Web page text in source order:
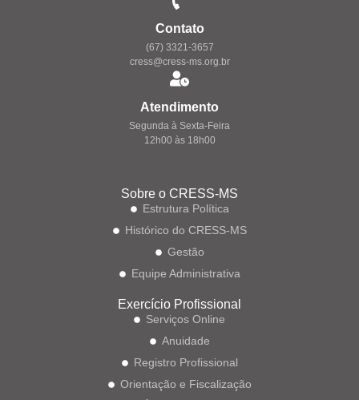
Contato
(67) 3321-3657
cress@cress-ms.org.br
Atendimento
Segunda à Sexta-Feira
12h00 às 18h00
Sobre o CRESS-MS
Estrutura Política
Histórico do CRESS-MS
Gestão
Equipe Administrativa
Exercício Profissional
Serviços Online
Anuidade
Registro Profissional
Orientação e Fiscalização